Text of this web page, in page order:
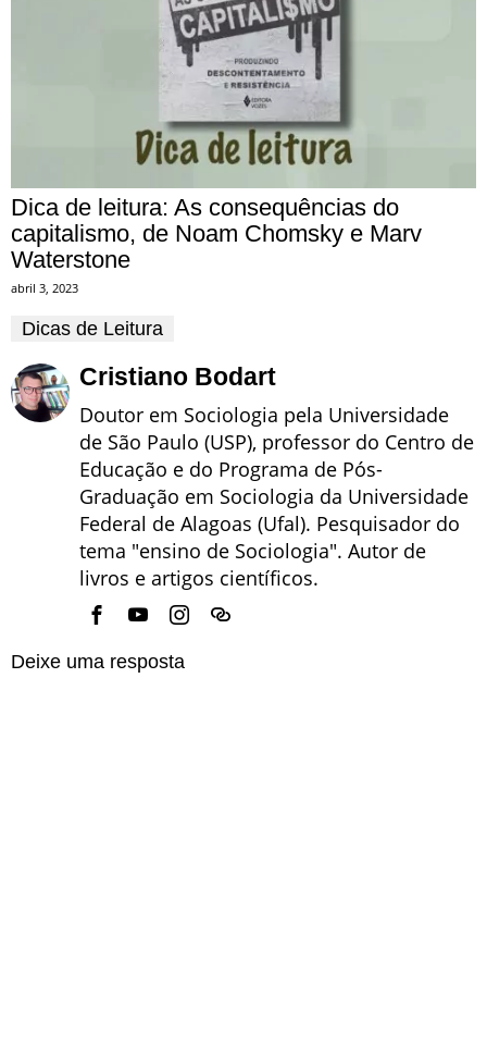
Dica de leitura: As consequências do
capitalismo, de Noam Chomsky e Marv
Waterstone
abril 3, 2023
Dicas de Leitura
Cristiano Bodart
Doutor em Sociologia pela Universidade
de São Paulo (USP), professor do Centro de
Educação e do Programa de Pós-
Graduação em Sociologia da Universidade
Federal de Alagoas (Ufal). Pesquisador do
tema "ensino de Sociologia". Autor de
livros e artigos científicos.
Deixe uma resposta